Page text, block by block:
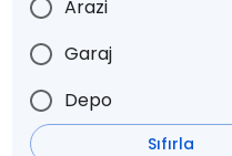
Arazi
Garaj
Depo
Sıfırla